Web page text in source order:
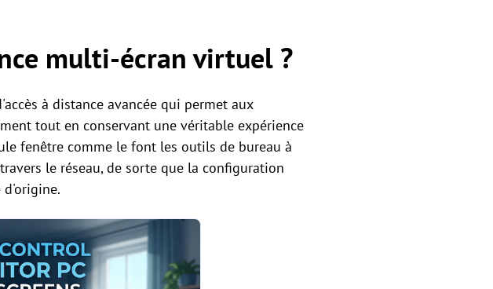
multi-écran virtuel ?
à distance avancée qui permet aux
tout en conservant une véritable expérience
fenêtre comme le font les outils de bureau à
le réseau, de sorte que la configuration
d'origine.